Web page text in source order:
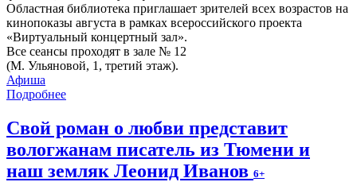
Областная библиотека приглашает зрителей всех возрастов на
кинопоказы августа в рамках всероссийского проекта
«Виртуальный концертный зал».
Все сеансы проходят в зале № 12
(М. Ульяновой, 1, третий этаж).
Афиша
Подробнее
Свой роман о любви представит
вологжанам писатель из Тюмени и
наш земляк Леонид Иванов 6+